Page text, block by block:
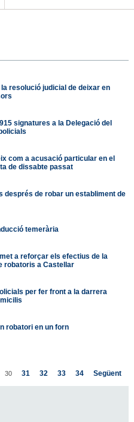
resolució judicial de deixar en
signatures a la Delegació del
com a acusació particular en el
de dissabte passat
després de robar un establiment de
temerària
a reforçar els efectius de la
robatoris a Castellar
per fer front a la darrera
robatori en un forn
30 31 32 33 34
Següent